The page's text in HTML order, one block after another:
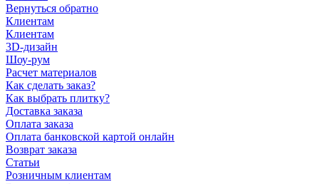
Вернуться обратно
Клиентам
Клиентам
3D-дизайн
Шоу-рум
Расчет материалов
Как сделать заказ?
Как выбрать плитку?
Доставка заказа
Оплата заказа
Оплата банковской картой онлайн
Возврат заказа
Статьи
Розничным клиентам